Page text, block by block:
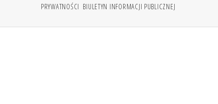
PRYWATNOŚCI BIULETYN INFORMACJI PUBLICZNEJ